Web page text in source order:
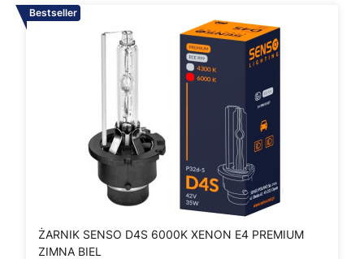
Bestseller
ŻARNIK SENSO D4S 6000K XENON E4 PREMIUM
ZIMNA BIEL